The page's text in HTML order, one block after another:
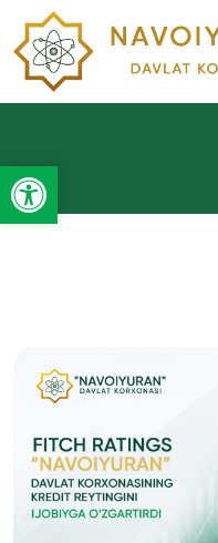
Open toolbar